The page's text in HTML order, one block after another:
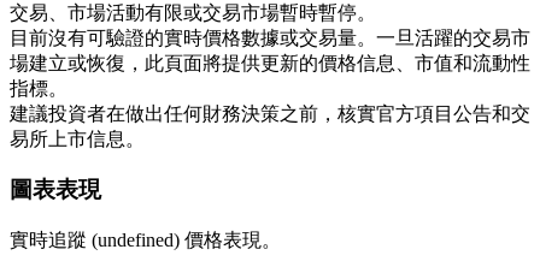
USDT永續
多種以USDT結算的永續合約
交易、市場活動有限或交易市場暫時暫停。
目前沒有可驗證的實時價格數據或交易量。一旦活躍的交易市
場建立或恢復，此頁面將提供更新的價格信息、市值和流動性
指標。
建議投資者在做出任何財務決策之前，核實官方項目公告和交
易所上市信息。
圖表表現
實時追蹤 (undefined) 價格表現。